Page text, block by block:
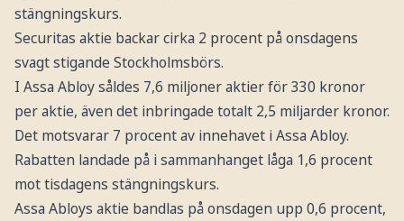
stängningskurs.
Securitas aktie backar cirka 2 procent på onsdagens
svagt stigande Stockholmsbörs.
I Assa Abloy såldes 7,6 miljoner aktier för 330 kronor
per aktie, även det inbringade totalt 2,5 miljarder kronor.
Det motsvarar 7 procent av innehavet i Assa Abloy.
Rabatten landade på i sammanhanget låga 1,6 procent
mot tisdagens stängningskurs.
Assa Abloys aktie bandlas på onsdagen upp 0,6 procent,